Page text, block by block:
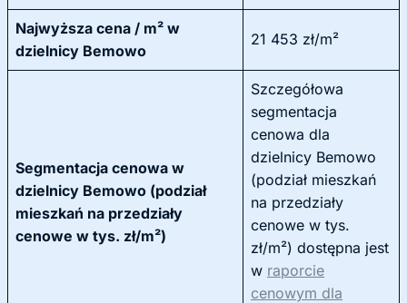
Najwyższa cena / m² w
dzielnicy Bemowo
21 453 zł/m²
Segmentacja cenowa w
dzielnicy Bemowo (podział
mieszkań na przedziały
cenowe w tys. zł/m²)
Szczegółowa
segmentacja
cenowa dla
dzielnicy Bemowo
(podział mieszkań
na przedziały
cenowe w tys.
zł/m²) dostępna jest
w raporcie
cenowym dla